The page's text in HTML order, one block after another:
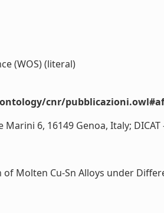
(WOS) (literal)
cnr/
Marini 6, 16149 Genoa, Italy;
of Molten Cu-Sn Alloys under